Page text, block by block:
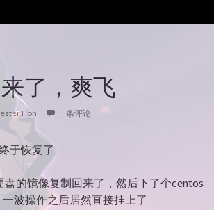
了，爽飞
esterTion 一条评论
于恢复了
盘的镜像复制回来了，然后下了个centos
波操作之后居然直接挂上了